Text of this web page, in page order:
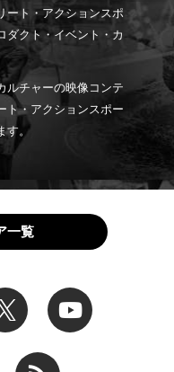
ート・アクションスポ
ダクト・イベント・カ
ルチャーの映像コンテ
ト・アクションスポー
す。
一覧